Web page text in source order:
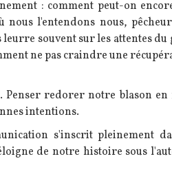
: comment peut-on
l'entendons nous,
souvent sur les attentes du
ne pas craindre une
Penser redorer notre blason
intentions.
s'inscrit pleinement
de notre histoire sous